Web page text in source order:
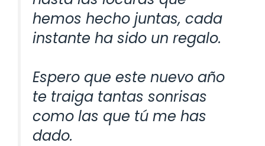
hemos hecho juntas, cada
instante ha sido un regalo.
Espero que este nuevo año
te traiga tantas sonrisas
como las que tú me has
dado.